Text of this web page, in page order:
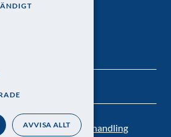
Personuppgiftsbehandling
AVVISA ALLT